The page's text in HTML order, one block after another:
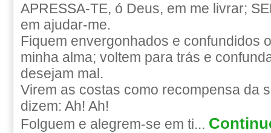
APRESSA-TE, ó Deus, em me livrar;
em ajudar-me.
Fiquem envergonhados e confundidos
minha alma; voltem para trás e
desejam mal.
Virem as costas como recompensa da
dizem: Ah! Ah!
Folguem e alegrem-se em ti...